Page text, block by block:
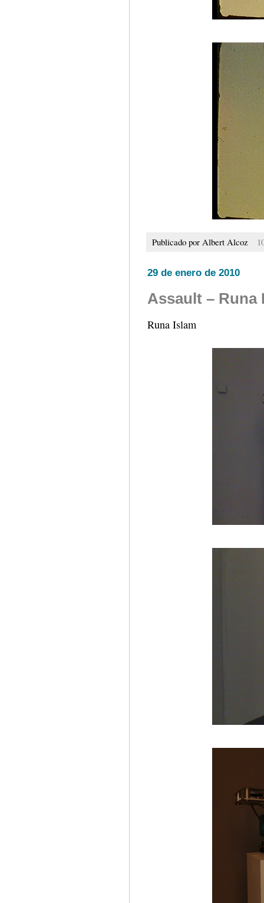
Publicado por Albert Alcoz
29 de enero de 2010
Assault – Runa
Runa Islam